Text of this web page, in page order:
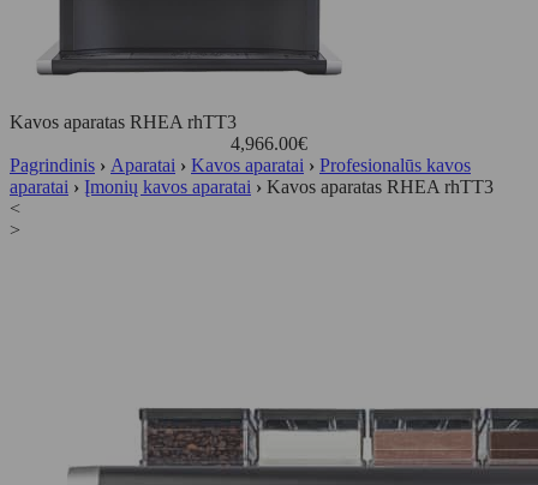
Kavos aparatas RHEA rhTT3
4,966.00€
Pagrindinis › Aparatai › Kavos aparatai › Profesionalūs kavos
aparatai › Įmonių kavos aparatai › Kavos aparatas RHEA rhTT3
<
>